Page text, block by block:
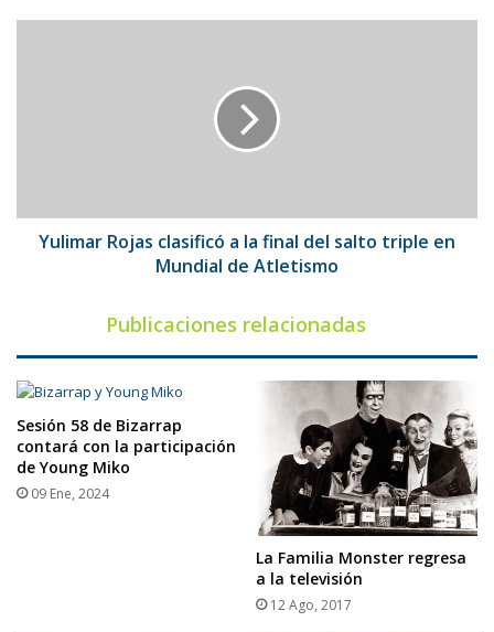
triple
Yulimar Rojas clasificó a la final del salto triple en
Mundial de Atletismo
Publicaciones relacionadas
Sesión 58 de Bizarrap
contará con la participación
de Young Miko
09 Ene, 2024
La Familia Monster regresa
a la televisión
12 Ago, 2017